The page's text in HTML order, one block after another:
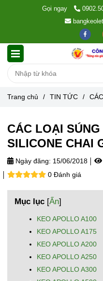
Gọi ngay
Trang chủ / TIN TỨC /
CÁC LOẠI
SILICONE CHAI
Ngày đăng: 15/06/2018
0 Đánh giá
Mục lục [Ẩn]
KEO APOLLO A100
KEO APOLLO A175
KEO APOLLO A200
KEO APOLLO A250
KEO APOLLO A300